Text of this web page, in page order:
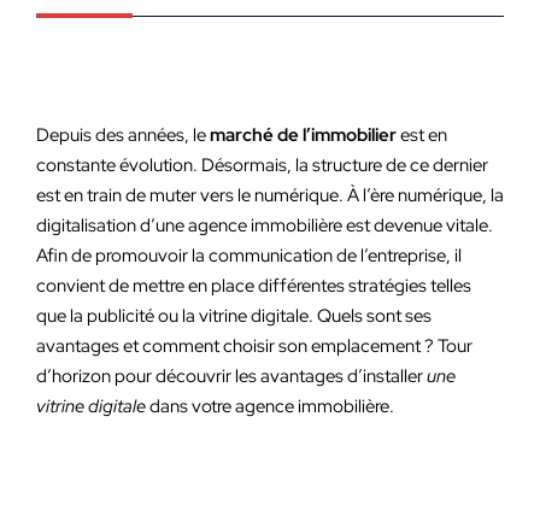
Depuis des années, lemarché de l’immobilierest en
constante évolution. Désormais, la structure de ce dernier
est en train de muter vers le numérique. À l’ère numérique, la
digitalisation d’une agence immobilière est devenue vitale.
Afin de promouvoir la communication de l’entreprise, il
convient de mettre en place différentes stratégies telles
que la publicité ou la vitrine digitale. Quels sont ses
avantages et comment choisir son emplacement ? Tour
d’horizon pour découvrir les avantages d’installerune
vitrine digitaledans votre agence immobilière.